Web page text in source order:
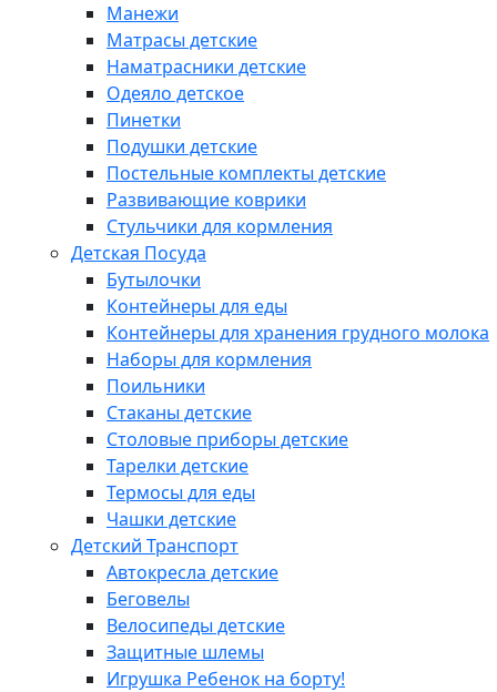
Манежи
Матрасы детские
Наматрасники детские
Одеяло детское
Пинетки
Подушки детские
Постельные комплекты детские
Развивающие коврики
Стульчики для кормления
Детская Посуда
Бутылочки
Контейнеры для еды
Контейнеры для хранения грудного молока
Наборы для кормления
Поильники
Стаканы детские
Столовые приборы детские
Тарелки детские
Термосы для еды
Чашки детские
Детский Транспорт
Автокресла детские
Беговелы
Велосипеды детские
Защитные шлемы
Игрушка Ребенок на борту!